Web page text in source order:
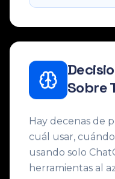
Sobre
Hay decenas de
cuál usar,
usando solo
herramientas al